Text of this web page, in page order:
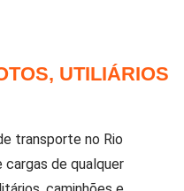
UTILIÁRIOS
transporte no Rio
cargas de qualquer